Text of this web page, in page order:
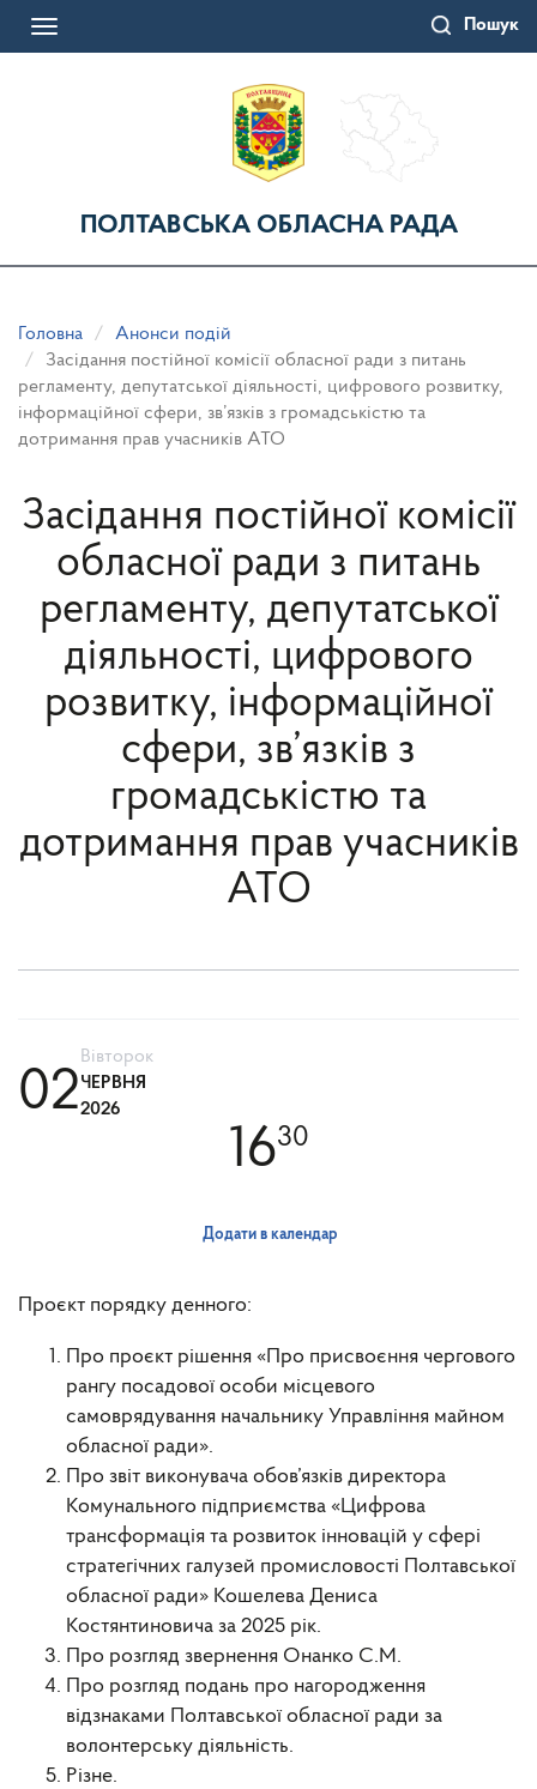
Пошук
Toggle
ПОЛТАВСЬКА ОБЛАСНА РАДА
Головна
Анонси подій
Засідання постійної комісії обласної ради з питань
регламенту, депутатської діяльності, цифрового розвитку,
інформаційної сфери, зв’язків з громадськістю та
дотримання прав учасників АТО
Засідання постійної комісії
обласної ради з питань
регламенту, депутатської
діяльності, цифрового
розвитку, інформаційної
сфери, зв’язків з
громадськістю та
дотримання прав учасників
АТО
02
Вівторок
ЧЕРВНЯ
2026
1630
Додати в календар
Проєкт порядку денного:
Про проєкт рішення «Про присвоєння чергового
рангу посадової особи місцевого
самоврядування начальнику Управління майном
обласної ради».
Про звіт виконувача обов’язків директора
Комунального підприємства «Цифрова
трансформація та розвиток інновацій у сфері
стратегічних галузей промисловості Полтавської
обласної ради» Кошелева Дениса
Костянтиновича за 2025 рік.
Про розгляд звернення Онанко С.М.
Про розгляд подань про нагородження
відзнаками Полтавської обласної ради за
волонтерську діяльність.
Різне.